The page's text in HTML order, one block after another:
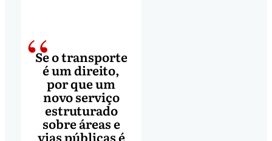
Se o transporte
é um direito,
por que um
novo serviço
estruturado
sobre áreas e
vias públicas é